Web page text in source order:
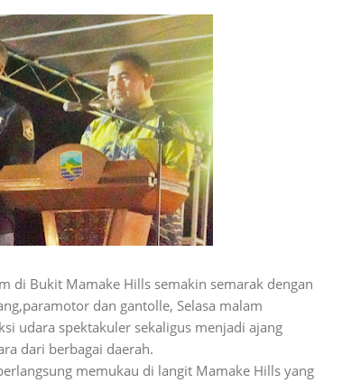
di Bukit Mamake Hills semakin semarak dengan
dan gantolle, Selasa malam
udara spektakuler sekaligus menjadi ajang
dari berbagai daerah.
memukau di langit Mamake Hills yang